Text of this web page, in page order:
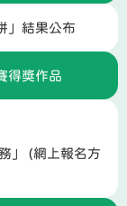
」結果公布
得獎作品
」 (網上報名方